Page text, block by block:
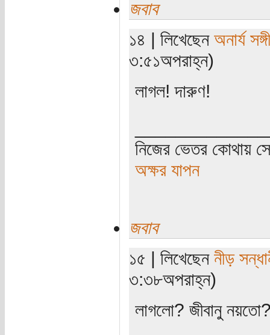
জবাব
১৪ | লিখেছেন অনার্য
৩:৫১অপরাহ্ন)
লাগল! দারুণ!
নিজের ভেতর কোথায়
অক্ষর যাপন
জবাব
১৫ | লিখেছেন নীড়
৩:৩৮অপরাহ্ন)
লাগলো? জীবানু